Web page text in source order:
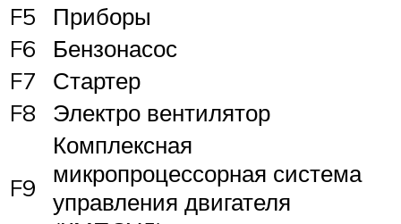
F5
Приборы
F6
Бензонасос
F7
Стартер
F8
Электро вентилятор
F9
Комплексная
микропроцессорная система
управления двигателя